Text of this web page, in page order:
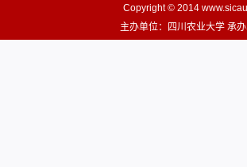
Copyright © 2014
主办单位：四川农业大学 承